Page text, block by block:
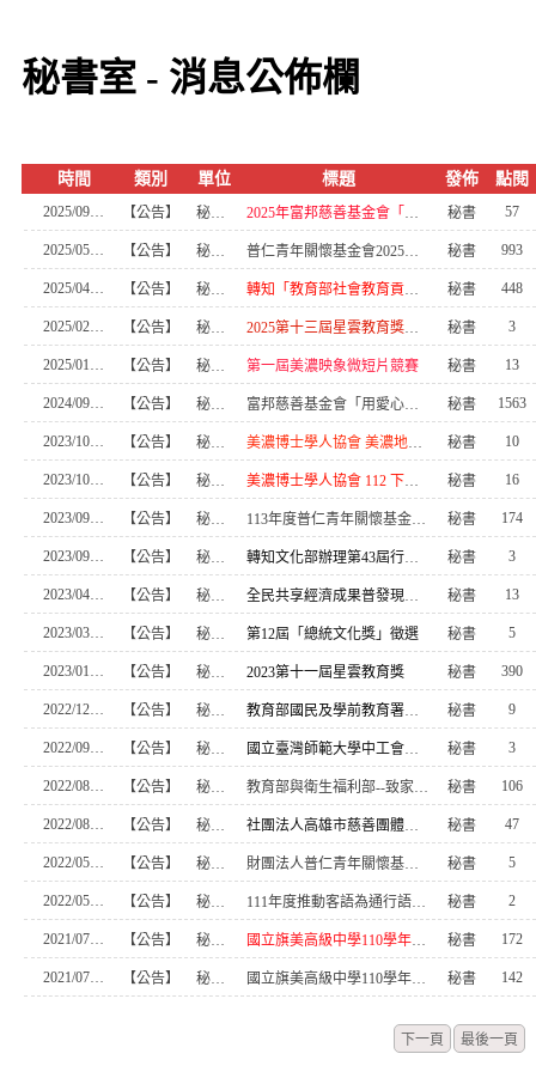
秘書室 - 消息公佈欄
時間 類別 單位 標題 發佈 點閱
2025/09/01 【公告】 秘書室 2025年富邦慈善基金會「用愛心做朋友」獎助金 秘書 57
2025/05/09 【公告】 秘書室 普仁青年關懷基金會2025年育成計畫-申請說明 秘書 993
2025/04/28 【公告】 秘書室 轉知「教育部社會教育貢獻獎實施要點」部分規定修正 秘書 448
2025/02/12 【公告】 秘書室 2025第十三屆星雲教育獎遴選辦法 秘書 3
2025/01/20 【公告】 秘書室 第一屆美濃映象微短片競賽 秘書 13
2024/09/02 【公告】 秘書室 富邦慈善基金會「用愛心做朋友」獎助金 秘書 1563
2023/10/04 【公告】 秘書室 美濃博士學人協會 美濃地區推薦模範新住民獎助學金 秘書 10
2023/10/04 【公告】 秘書室 美濃博士學人協會 112 下半 年度獎學金申請 秘書 16
2023/09/21 【公告】 秘書室 113年度普仁青年關懷基金會「大手拉小手助學計畫」 秘書 174
2023/09/01 【公告】 秘書室 轉知文化部辦理第43屆行政院文化獎，即日起受理報名 秘書 3
2023/04/11 【公告】 秘書室 全民共享經濟成果普發現金辦法 秘書 13
2023/03/28 【公告】 秘書室 第12屆「總統文化獎」徵選 秘書 5
2023/01/03 【公告】 秘書室 2023第十一屆星雲教育獎 秘書 390
2022/12/28 【公告】 秘書室 教育部國民及學前教育署辦理杏壇芬芳獎評選暨表揚實施計畫 秘書 9
2022/09/12 【公告】 秘書室 國立臺灣師範大學中工會現正辦理111年度「傑出人員金鐸獎及研究生暨大學生論文獎」遴 秘書 3
2022/08/25 【公告】 秘書室 教育部與衛生福利部--致家長的一封信 秘書 106
2022/08/25 【公告】 秘書室 社團法人高雄市慈善團體聯合總會「福氣待用餐券」 秘書 47
2022/05/13 【公告】 秘書室 財團法人普仁青年關懷基金會大手拉小手~育成計畫 秘書 5
2022/05/13 【公告】 秘書室 111年度推動客語為通行語成效評核重點項目及指標 秘書 2
2021/07/29 【公告】 秘書室 國立旗美高級中學110學年度適性學習社區共好計畫專案助理錄取名單 秘書 172
2021/07/28 【公告】 秘書室 國立旗美高級中學110學年度適性學習社區共好計畫專案助理應試名單 秘書 142
下一頁 最後一頁